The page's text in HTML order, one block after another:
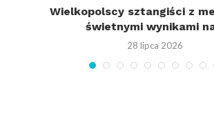
Wielkopolscy sztangiści z
świetnymi wynikami
28 lipca 2026